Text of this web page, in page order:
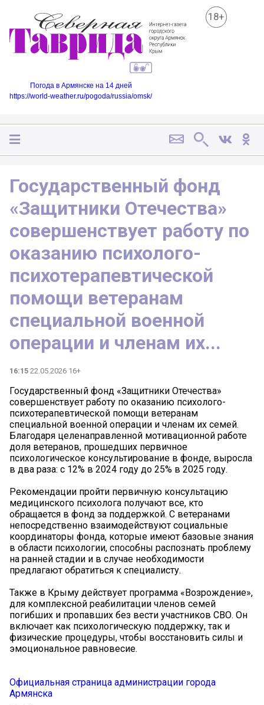
18+
Погода в Армянске на 14 дней
https://world-weather.ru/pogoda/russia/omsk/
Государственный фонд
«Защитники Отечества»
совершенствует работу по
оказанию психолого-
психотерапевтической
помощи ветеранам
специальной военной
операции и членам их...
16:15 22.05.2026 16+
Государственный фонд «Защитники Отечества»
совершенствует работу по оказанию психолого-
психотерапевтической помощи ветеранам
специальной военной операции и членам их семей.
Благодаря целенаправленной мотивационной работе
доля ветеранов, прошедших первичное
психологическое консультирование в фонде, выросла
в два раза: с 12% в 2024 году до 25% в 2025 году.
Рекомендации пройти первичную консультацию
медицинского психолога получают все, кто
обращается в фонд за поддержкой. С ветеранами
непосредственно взаимодействуют социальные
координаторы фонда, которые имеют базовые знания
в области психологии, способны распознать проблему
на ранней стадии и в случае необходимости
предлагают обратиться к специалисту.
Также в Крыму действует программа «Возрождение»,
для комплексной реабилитации членов семей
погибших и пропавших без вести участников СВО. Он
включает как психологическую поддержку, так и
физические процедуры, чтобы восстановить силы и
эмоциональное равновесие.
Официальная страница администрации города
Армянска